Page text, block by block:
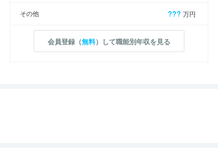
その他 ??? 万円
会員登録（無料）して職能別年収を見る